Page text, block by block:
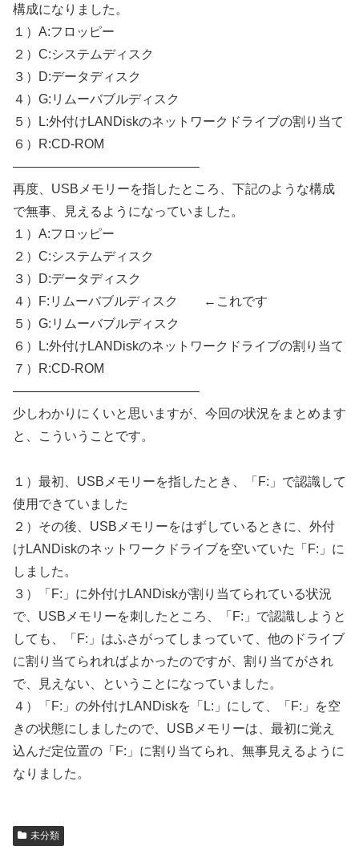
構成になりました。
１）A:フロッピー
２）C:システムディスク
３）D:データディスク
４）G:リムーバブルディスク
５）L:外付けLANDiskのネットワークドライブの割り当て
６）R:CD-ROM
——————————————–
再度、USBメモリーを指したところ、下記のような構成
で無事、見えるようになっていました。
１）A:フロッピー
２）C:システムディスク
３）D:データディスク
４）F:リムーバブルディスク ←これです
５）G:リムーバブルディスク
６）L:外付けLANDiskのネットワークドライブの割り当て
７）R:CD-ROM
——————————————–
少しわかりにくいと思いますが、今回の状況をまとめます
と、こういうことです。
１）最初、USBメモリーを指したとき、「F:」で認識して
使用できていました
２）その後、USBメモリーをはずしているときに、外付
けLANDiskのネットワークドライブを空いていた「F:」に
しました。
３）「F:」に外付けLANDiskが割り当てられている状況
で、USBメモリーを刺したところ、「F:」で認識しようと
しても、「F:」はふさがってしまっていて、他のドライブ
に割り当てられればよかったのですが、割り当てがされ
で、見えない、ということになっていました。
４）「F:」の外付けLANDiskを「L:」にして、「F:」を空
きの状態にしましたので、USBメモリーは、最初に覚え
込んだ定位置の「F:」に割り当てられ、無事見えるように
なりました。
未分類